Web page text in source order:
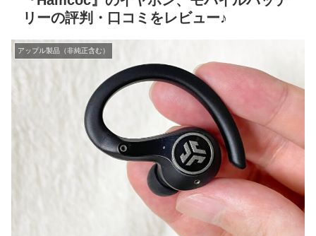
リーの評判・口コミをレビュー♪
アップル製品（非純正含む）